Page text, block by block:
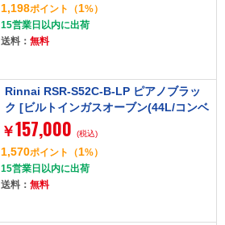
1,198ポイント （1%）
15営業日以内に出荷
送料： 無料
Rinnai RSR-S52C-B-LP ピアノブラッ
ク [ビルトインガスオーブン(44L/コンベ
ック/プロパンガス用)]
￥157,000 (税込)
1,570ポイント （1%）
15営業日以内に出荷
送料： 無料